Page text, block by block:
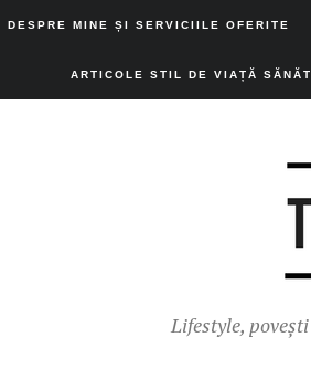
DESPRE MINE ȘI SERVICIILE OFERITE
ARTICOLE STIL DE VIAȚĂ
Lifestyle,